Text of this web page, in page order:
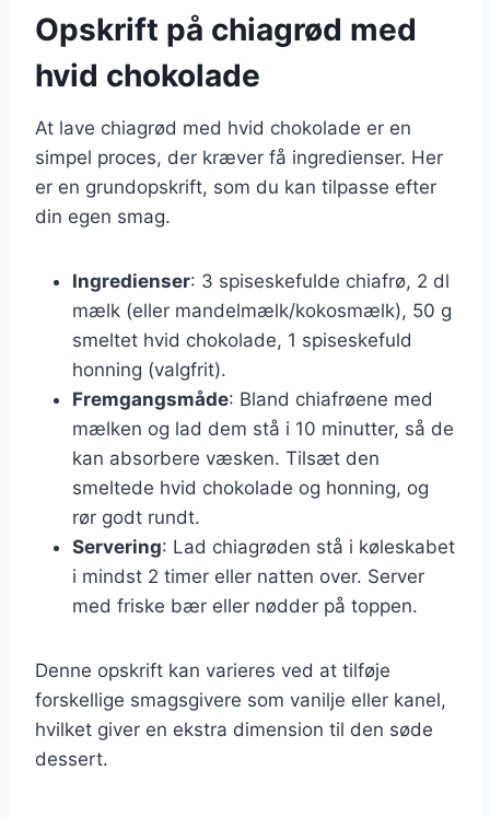
Opskrift på chiagrød med
hvid chokolade
At lave chiagrød med hvid chokolade er en
simpel proces, der kræver få ingredienser. Her
er en grundopskrift, som du kan tilpasse efter
din egen smag.
Ingredienser: 3 spiseskefulde chiafrø, 2 dl
mælk (eller mandelmælk/kokosmælk), 50 g
smeltet hvid chokolade, 1 spiseskefuld
honning (valgfrit).
Fremgangsmåde: Bland chiafrøene med
mælken og lad dem stå i 10 minutter, så de
kan absorbere væsken. Tilsæt den
smeltede hvid chokolade og honning, og
rør godt rundt.
Servering: Lad chiagrøden stå i køleskabet
i mindst 2 timer eller natten over. Server
med friske bær eller nødder på toppen.
Denne opskrift kan varieres ved at tilføje
forskellige smagsgivere som vanilje eller kanel,
hvilket giver en ekstra dimension til den søde
dessert.